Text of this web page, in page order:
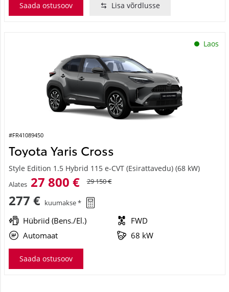
Saada ostusoov Lisa võrdlusse
Laos
#FR41089450
Toyota Yaris Cross
Style Edition 1.5 Hybrid 115 e-CVT (Esirattavedu) (68 kW)
Alates 27 800 € 29 150 €
277 € kuumakse *
Hübriid (Bens./El.)
FWD
Automaat
68 kW
Saada ostusoov